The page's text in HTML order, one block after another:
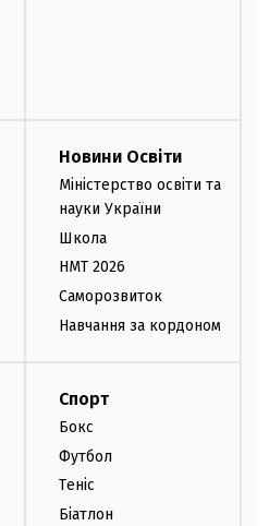
Новини Освіти
Міністерство освіти та
науки України
Школа
НМТ 2026
Саморозвиток
Навчання за кордоном
Спорт
Бокс
Футбол
Теніс
Біатлон